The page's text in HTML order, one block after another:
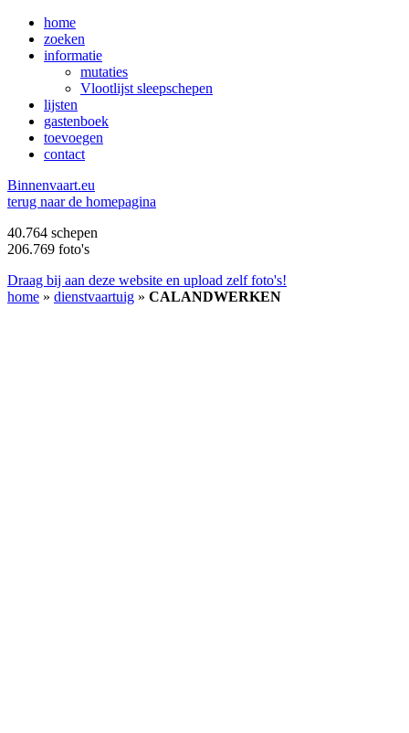
home
zoeken
informatie
mutaties
Vlootlijst sleepschepen
lijsten
gastenboek
toevoegen
contact
Binnenvaart.eu
terug naar de homepagina
40.764 schepen
206.769 foto's
Draag bij aan deze website en upload zelf foto's!
home » dienstvaartuig » CALANDWERKEN